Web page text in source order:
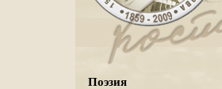
Поэзия